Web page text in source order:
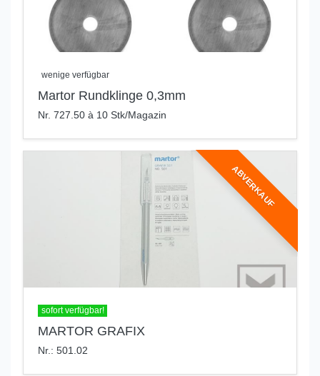
wenige verfügbar
Martor Rundklinge 0,3mm
Nr. 727.50 à 10 Stk/Magazin
ABVERKAUF
sofort verfügbar!
MARTOR GRAFIX
Nr.: 501.02